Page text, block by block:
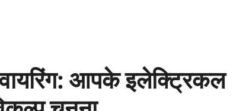
वायरिंग: आपके इलेक्ट्रिकल